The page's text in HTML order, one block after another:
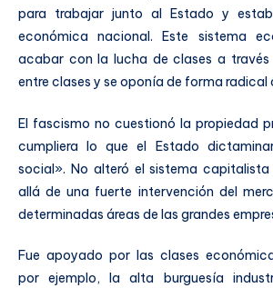
para trabajar junto al Estado y
económica nacional. Este sistema
acabar con la lucha de clases a
entre clases y se oponía de forma radical
El fascismo no cuestionó la propiedad
cumpliera lo que el Estado
social». No alteró el sistema
allá de una fuerte intervención del
determinadas áreas de las grandes
Fue apoyado por las clases
por ejemplo, la alta burguesía